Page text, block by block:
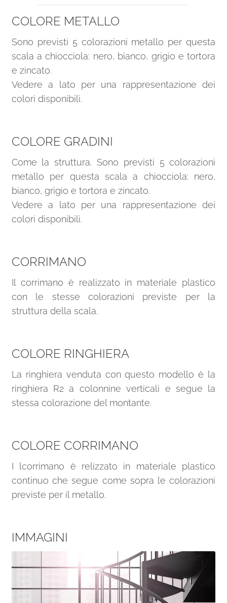
COLORE METALLO
Sono previsti 5 colorazioni metallo per questa
scala a chiocciola: nero, bianco, grigio e tortora
e zincato.
Vedere a lato per una rappresentazione dei
colori disponibili.
COLORE GRADINI
Come la struttura. Sono previsti 5 colorazioni
metallo per questa scala a chiocciola: nero,
bianco, grigio e tortora e zincato.
Vedere a lato per una rappresentazione dei
colori disponibili.
CORRIMANO
Il corrimano è realizzato in materiale plastico
con le stesse colorazioni previste per la
struttura della scala.
COLORE RINGHIERA
La ringhiera venduta con questo modello è la
ringhiera R2 a colonnine verticali e segue la
stessa colorazione del montante.
COLORE CORRIMANO
I lcorrimano è relizzato in materiale plastico
continuo che segue come sopra le colorazioni
previste per il metallo.
IMMAGINI